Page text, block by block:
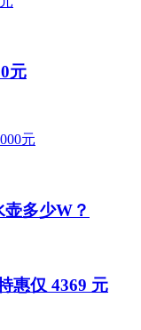
元
多少W？
惠仅 4369 元